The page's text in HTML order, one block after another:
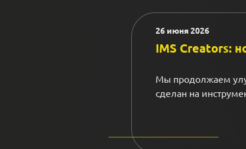
26 июня 2026
IMS Creators:
Мы продолжаем
сделан на